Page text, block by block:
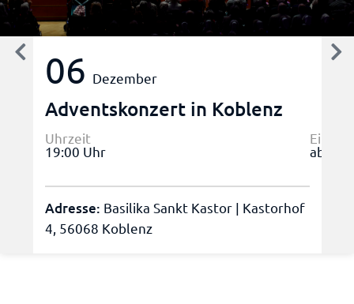
06 Dezember
Adventskonzert in Koblenz
Uhrzeit
19:00 Uhr
Eintritt
ab
Adresse: Basilika Sankt Kastor | Kastorhof
4, 56068 Koblenz